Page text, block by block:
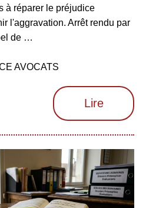
à réparer le préjudice
l'aggravation. Arrêt rendu par
de …
AVOCATS
Lire